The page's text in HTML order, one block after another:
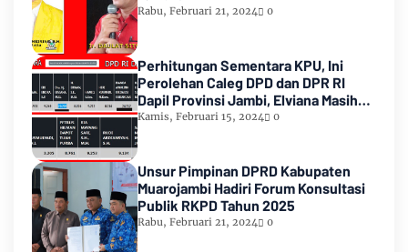
Rabu, Februari 21, 2024 0
Perhitungan Sementara KPU, Ini
Perolehan Caleg DPD dan DPR RI
Dapil Provinsi Jambi, Elviana Masih
Urutan Kedua Teratas
Kamis, Februari 15, 2024 0
Unsur Pimpinan DPRD Kabupaten
Muarojambi Hadiri Forum Konsultasi
Publik RKPD Tahun 2025
Rabu, Februari 21, 2024 0